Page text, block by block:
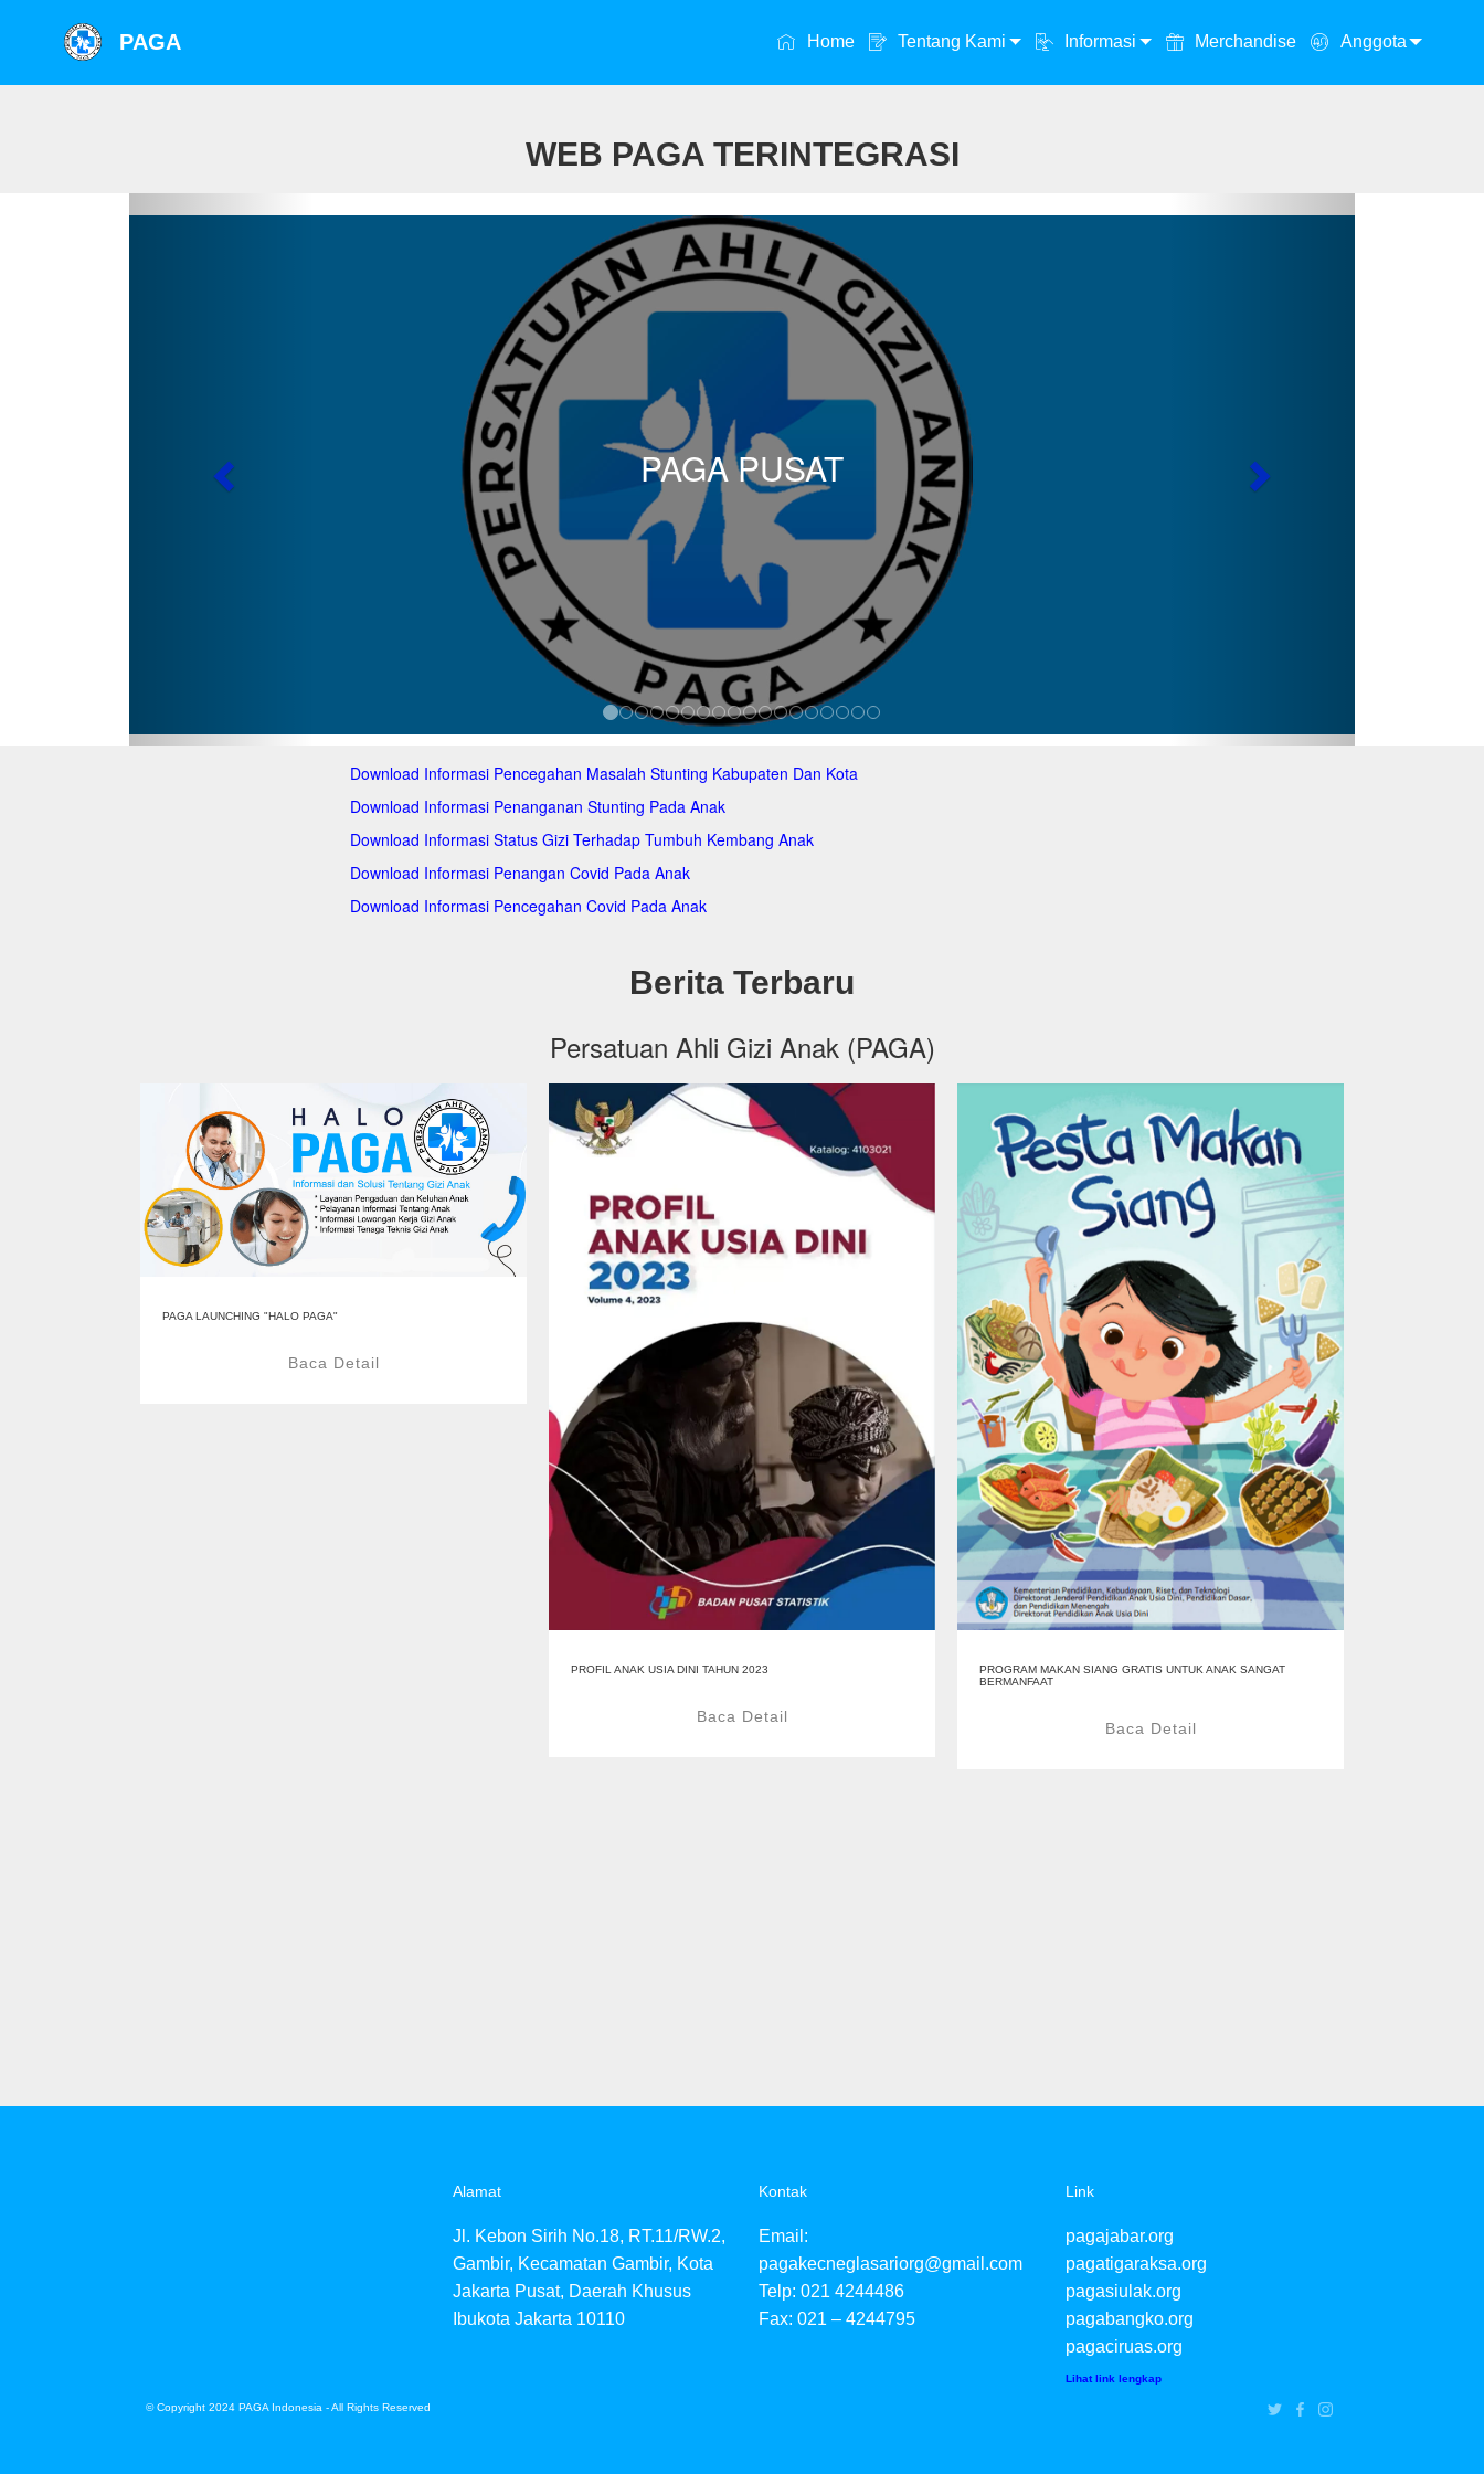
PAGA Home Tentang Kami Informasi Merchandise Anggota
WEB PAGA TERINTEGRASI
PAGA PUSAT
Previous Next
Download Informasi Pencegahan Masalah Stunting Kabupaten Dan Kota
Download Informasi Penanganan Stunting Pada Anak
Download Informasi Status Gizi Terhadap Tumbuh Kembang Anak
Download Informasi Penangan Covid Pada Anak
Download Informasi Pencegahan Covid Pada Anak
Berita Terbaru
Persatuan Ahli Gizi Anak (PAGA)
PAGA LAUNCHING "HALO PAGA"
Baca Detail
PROFIL ANAK USIA DINI TAHUN 2023
Baca Detail
PROGRAM MAKAN SIANG GRATIS UNTUK ANAK SANGAT
BERMANFAAT
Baca Detail
Alamat
Jl. Kebon Sirih No.18, RT.11/RW.2,
Gambir, Kecamatan Gambir, Kota
Jakarta Pusat, Daerah Khusus
Ibukota Jakarta 10110
Kontak
Email:
pagakecneglasariorg@gmail.com
Telp: 021 4244486
Fax: 021 – 4244795
Link
pagajabar.org
pagatigaraksa.org
pagasiulak.org
pagabangko.org
pagaciruas.org
Lihat link lengkap
© Copyright 2024 PAGA Indonesia - All Rights Reserved